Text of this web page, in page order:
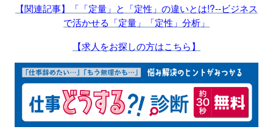
【関連記事】「「定量」と「定性」の違いとは!?--ビジネス
で活かせる「定量」「定性」分析」
【求人をお探しの方はこちら】